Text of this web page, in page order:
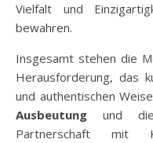
Vielfalt und
bewahren.
Insgesamt stehen die
Herausforderung, das
und authentischen
Ausbeutung und die
Partnerschaft mit